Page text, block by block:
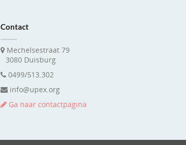
Contact
Mechelsestraat 79
3080 Duisburg
0499/513.302
info@upex.org
Ga naar contactpagina